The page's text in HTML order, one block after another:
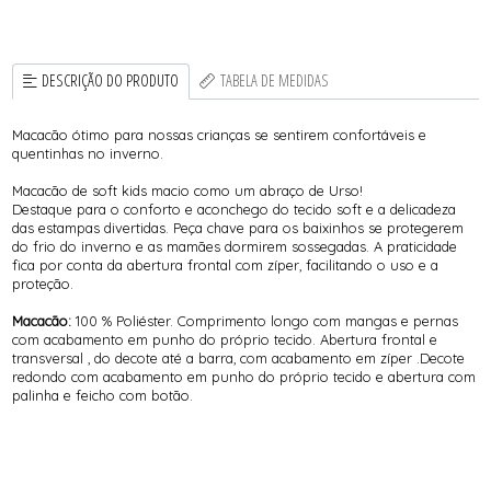
DESCRIÇÃO DO PRODUTO TABELA DE MEDIDAS
Macacão ótimo para nossas crianças se sentirem confortáveis e
quentinhas no inverno.
Macacão de soft kids macio como um abraço de Urso!
Destaque para o conforto e aconchego do tecido soft e a delicadeza
das estampas divertidas. Peça chave para os baixinhos se protegerem
do frio do inverno e as mamães dormirem sossegadas. A praticidade
fica por conta da abertura frontal com zíper, facilitando o uso e a
proteção.
Macacão:100 % Poliéster. Comprimento longo com mangas e pernas
com acabamento em punho do próprio tecido. Abertura frontal e
transversal , do decote até a barra, com acabamento em zíper .Decote
redondo com acabamento em punho do próprio tecido e abertura com
palinha e feicho com botão.